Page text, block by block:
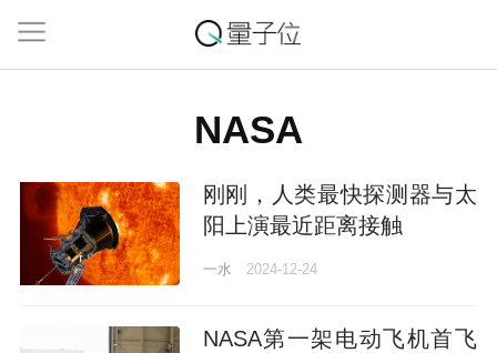
NASA
刚刚，人类最快探测器与太
阳上演最近距离接触
一水 2024-12-24
NASA第一架电动飞机首飞